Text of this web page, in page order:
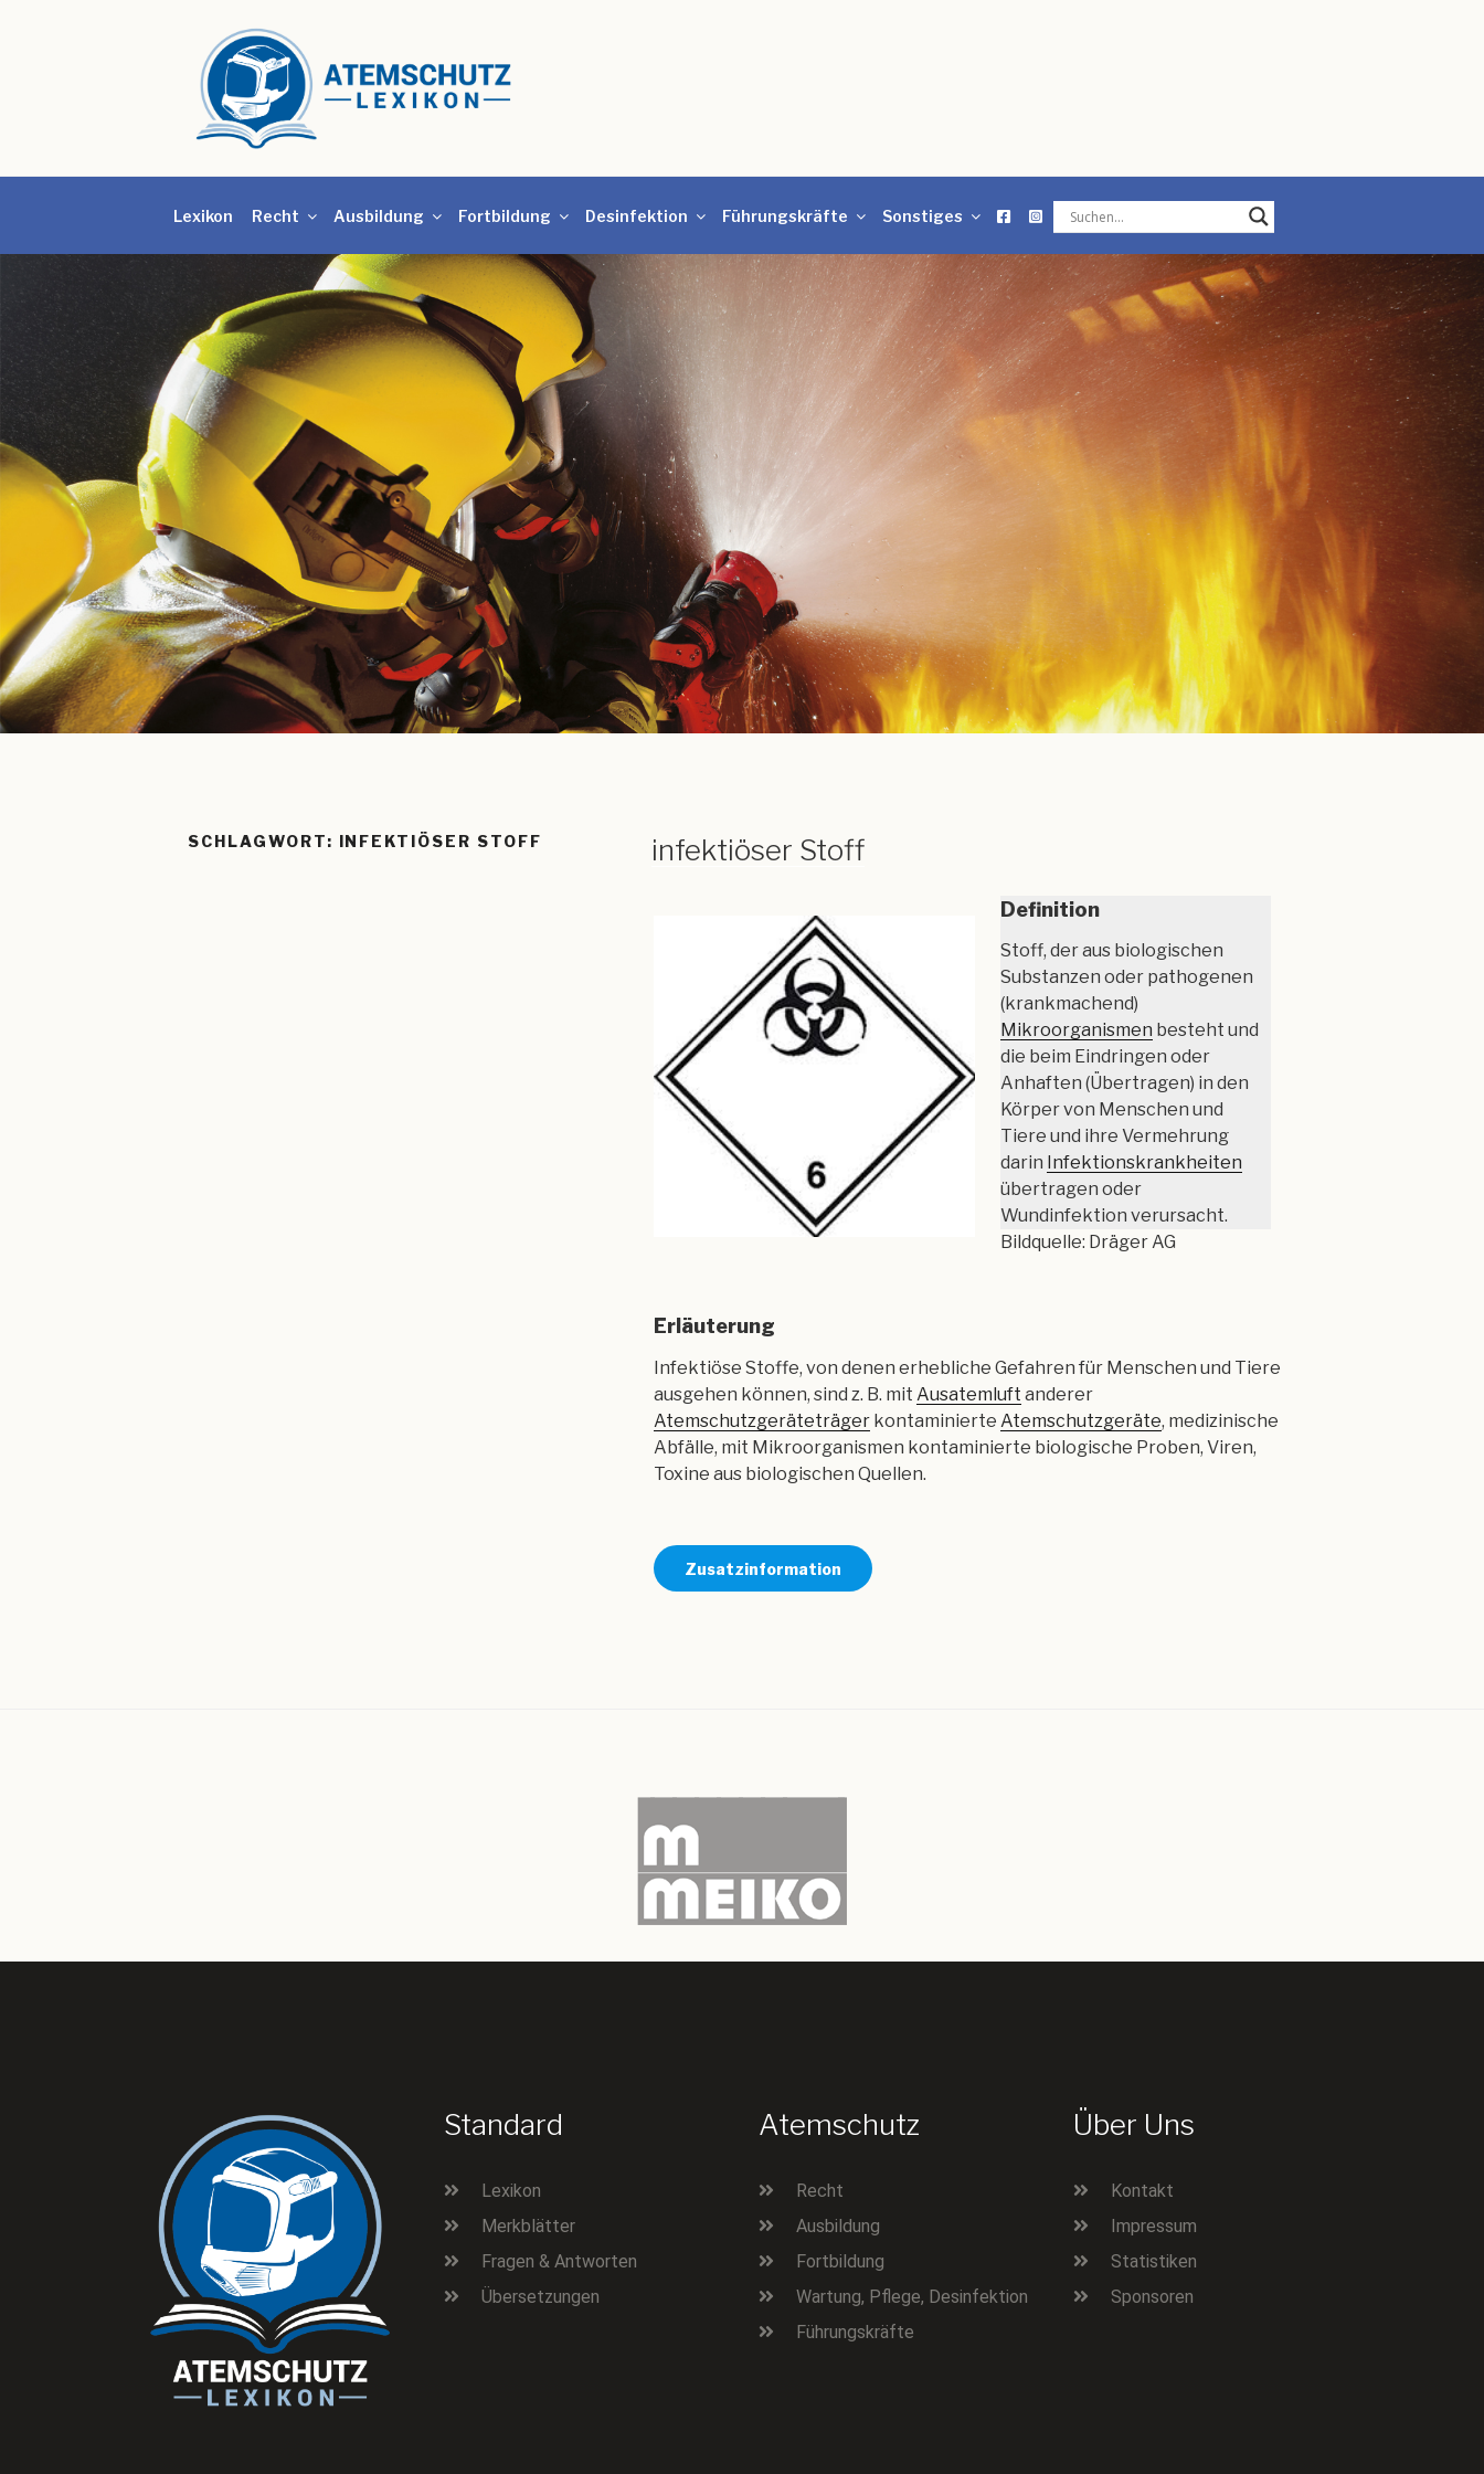
Lexikon Recht Ausbildung Fortbildung Desinfektion Führungskräfte Sonstiges
SCHLAGWORT: INFEKTIÖSER STOFF infektiöser Stoff
Definition
Stoff, der aus biologischen
Substanzen oder pathogenen
(krankmachend)
Mikroorganismen besteht und
die beim Eindringen oder
Anhaften (Übertragen) in den
Körper von Menschen und
Tiere und ihre Vermehrung
darin Infektionskrankheiten
übertragen oder
Wundinfektion verursacht.
Bildquelle: Dräger AG
Erläuterung
Infektiöse Stoffe, von denen erhebliche Gefahren für Menschen und Tiere
ausgehen können, sind z. B. mit Ausatemluft anderer
Atemschutzgeräteträgerkontaminierte Atemschutzgeräte, medizinische
Abfälle, mit Mikroorganismen kontaminierte biologische Proben, Viren,
Toxine aus biologischen Quellen.
Zusatzinformation
Standard
Lexikon
Merkblätter
Fragen & Antworten
Übersetzungen
Atemschutz
Recht
Ausbildung
Fortbildung
Wartung, Pflege, Desinfektion
Führungskräfte
Über Uns
Kontakt
Impressum
Statistiken
Sponsoren